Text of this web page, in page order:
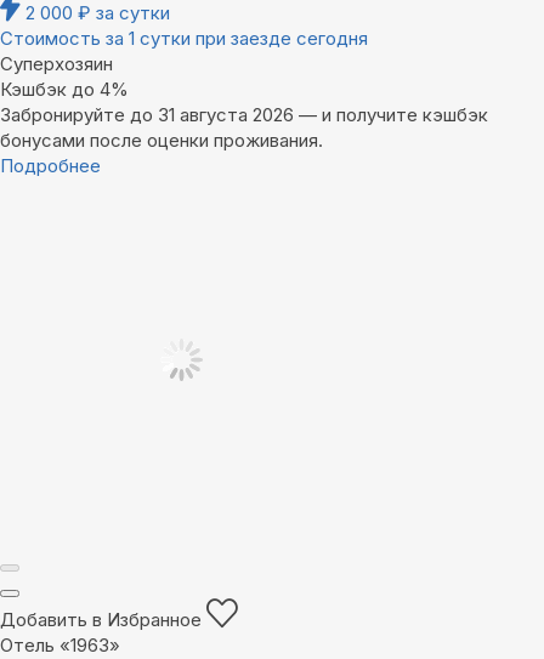
2 000 ₽ за сутки
Стоимость за 1 сутки при заезде сегодня
Суперхозяин
Кэшбэк до 4%
Забронируйте до 31 августа 2026 — и получите кэшбэк
бонусами после оценки проживания.
Подробнее
Добавить в Избранное
Отель «1963»